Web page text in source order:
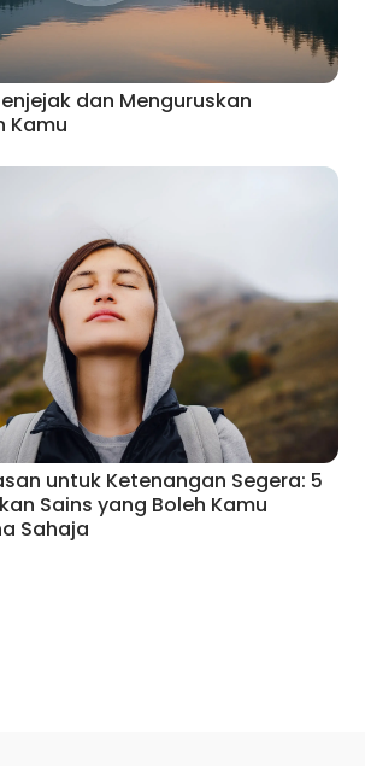
dan Menguruskan
Kamu
untuk Ketenangan Segera: 5
Sains yang Boleh Kamu
Sahaja